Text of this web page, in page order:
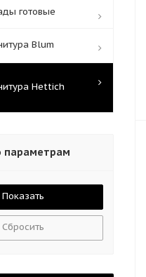
готовые
Blum
Hettich
параметрам
Сбросить